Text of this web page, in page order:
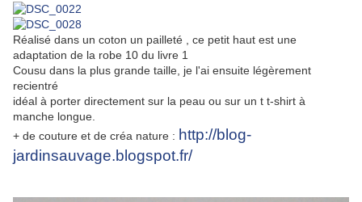
Réalisé dans un coton un pailleté , ce petit haut est une
adaptation de la robe 10 du livre 1
Cousu dans la plus grande taille, je l'ai ensuite légèrement
recientré
idéal à porter directement sur la peau ou sur un t t-shirt à
manche longue.
+ de couture et de créa nature : http://blog-
jardinsauvage.blogspot.fr/